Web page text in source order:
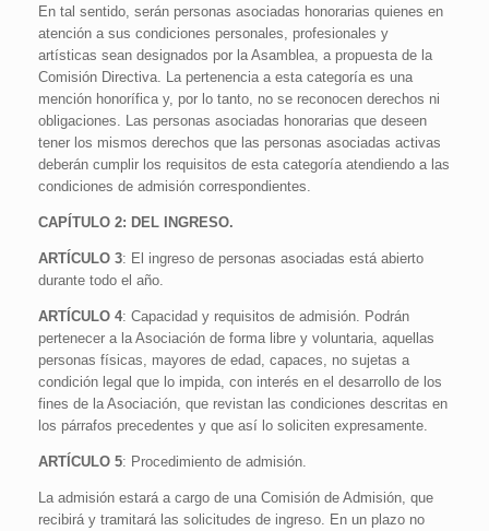
En tal sentido, serán personas asociadas honorarias quienes en
atención a sus condiciones personales, profesionales y
artísticas sean designados por la Asamblea, a propuesta de la
Comisión Directiva. La pertenencia a esta categoría es una
mención honorífica y, por lo tanto, no se reconocen derechos ni
obligaciones. Las personas asociadas honorarias que deseen
tener los mismos derechos que las personas asociadas activas
deberán cumplir los requisitos de esta categoría atendiendo a las
condiciones de admisión correspondientes.
CAPÍTULO 2: DEL INGRESO.
ARTÍCULO 3: El ingreso de personas asociadas está abierto
durante todo el año.
ARTÍCULO 4: Capacidad y requisitos de admisión. Podrán
pertenecer a la Asociación de forma libre y voluntaria, aquellas
personas físicas, mayores de edad, capaces, no sujetas a
condición legal que lo impida, con interés en el desarrollo de los
fines de la Asociación, que revistan las condiciones descritas en
los párrafos precedentes y que así lo soliciten expresamente.
ARTÍCULO 5: Procedimiento de admisión.
La admisión estará a cargo de una Comisión de Admisión, que
recibirá y tramitará las solicitudes de ingreso. En un plazo no